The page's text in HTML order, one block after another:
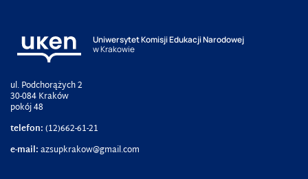
Uniwersytet Komisji Edukacji Narodowej
w Krakowie
ul. Podchorążych 2
30-084 Kraków
pokój 48
telefon:(12)662-61-21
e-mail:azsupkrakow@gmail.com